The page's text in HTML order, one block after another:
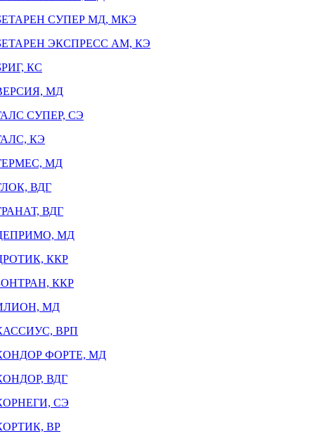
СУПЕР МД, МКЭ
ЭКСПРЕСС АМ, КЭ
КС
МД
СУПЕР, СЭ
КЭ
МД
ВДГ
ВДГ
МД
ККР
ККР
МД
ВРП
ФОРТЕ, МД
ВДГ
СЭ
ВР